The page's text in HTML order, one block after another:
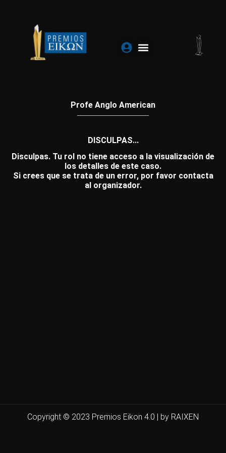
contenido
Profe Anglo American
DISCULPAS...
Disculpas. Tu rol no tiene acceso a la visualización de
los detalles de este caso.
Si crees que se trata de un error, por favor contacta
al organizador.
Copyright © 2023 Premios Eikon 4.0 | by RAIXEN